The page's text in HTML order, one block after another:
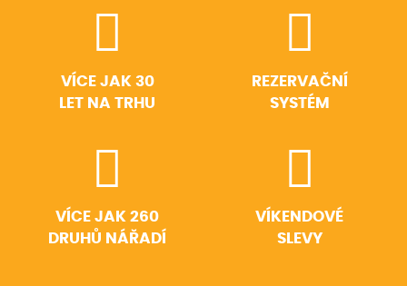
VÍCE JAK 30
LET NA TRHU
REZERVAČNÍ
SYSTÉM
VÍCE JAK 260
DRUHŮ NÁŘADÍ
VÍKENDOVÉ
SLEVY